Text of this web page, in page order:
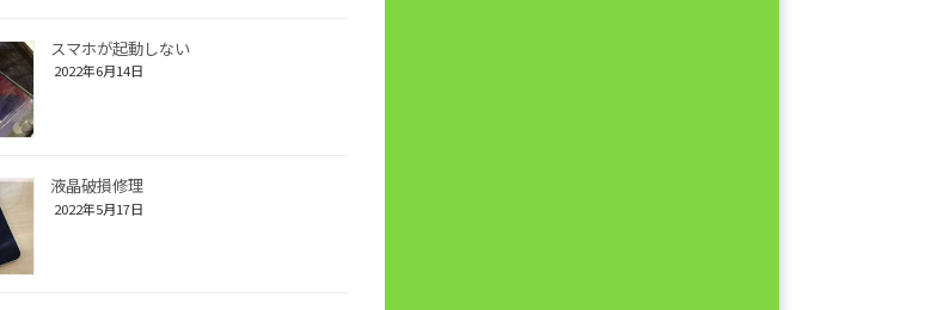
スマホが起動しない
2022年6月14日
液晶破損修理
2022年5月17日